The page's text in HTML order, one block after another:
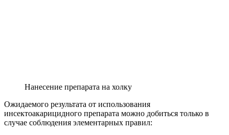
Нанесение препарата на холку
Ожидаемого результата от использования
инсектоакарицидного препарата можно добиться только в
случае соблюдения элементарных правил: